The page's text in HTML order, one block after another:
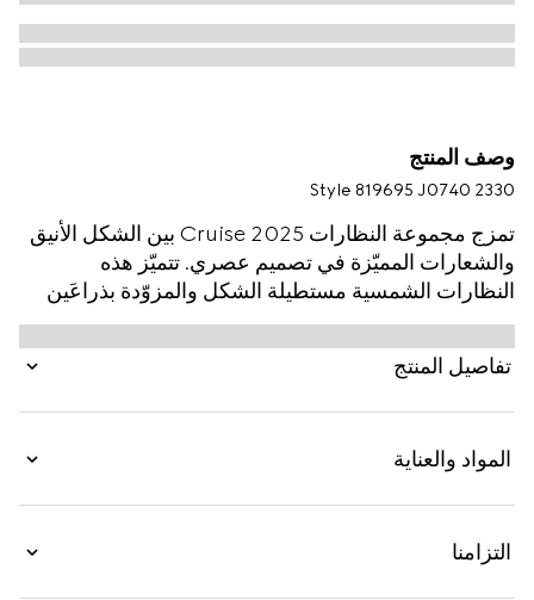
وصف المنتج
Style ‎819695 J0740 2330
تمزج مجموعة النظارات Cruise 2025 بين الشكل الأنيق
والشعارات المميّزة في تصميم عصري. تتميّز هذه
النظارات الشمسية مستطيلة الشكل والمزوّدة بذراعَين
باللونين الأخضر والأحمر بشعار Gucci.
تفاصيل المنتج
المواد والعناية
التزامنا